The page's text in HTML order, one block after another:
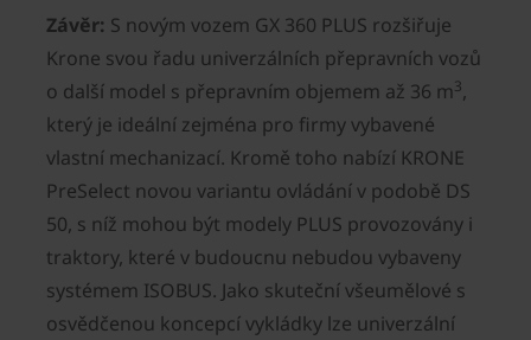
Závěr: S novým vozem GX 360 PLUS rozšiřuje
Krone svou řadu univerzálních přepravních vozů
o další model s přepravním objemem až 36 m3,
který je ideální zejména pro firmy vybavené
vlastní mechanizací. Kromě toho nabízí KRONE
PreSelect novou variantu ovládání v podobě DS
50, s níž mohou být modely PLUS provozovány i
traktory, které v budoucnu nebudou vybaveny
systémem ISOBUS. Jako skuteční všeumělové s
osvědčenou koncepcí vykládky lze univerzální